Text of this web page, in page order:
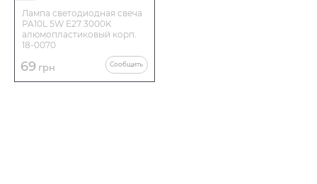
Лампа светодиодная свеча
PA10L 5W E27 3000K
алюмопластиковый корп.
18-0070
69 грн Сообщить